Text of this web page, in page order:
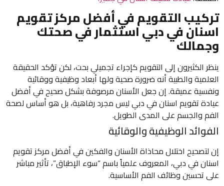
تركيب التقويم في أفضل مركز تقويم
اسنان في دبي استثمار في صحتك
وجمالك
ينظر الكثيرون إلى التقويم كإجراء تجميلي بحت، لكن تؤكد الحقيقة
العلمية والطبية أنه ضرورة صحية ولها أبعاد وظيفية ووقائية
ونفسية عميقة. إن جعل الأسنان مرصوفة بشكل صحيح في أفضل
عيادة تقويم اسنان في دبي ليس مجرد رفاهية، بل هو أساس لصحة
الفم والجسم على المدى الطويل.
الفوائد الوظيفية والوقائية
إن لتصحيح اختلال محاذاة الأسنان والفكين في أفضل مركز تقويم
اسنان في دبي، المعروف علمياً باسم “سوء الإطباق”، تأثير مباشر
على تحسين وظائف الفم الأساسية.